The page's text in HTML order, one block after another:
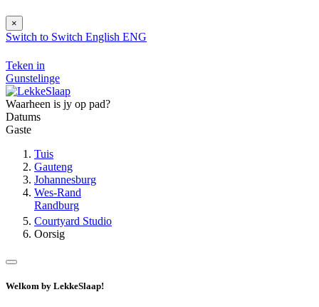
×
Switch to Switch English ENG
Teken in
Gunstelinge
Waarheen is jy op pad?
Datums
Gaste
Tuis
Gauteng
Johannesburg
Wes-Rand
Randburg
Courtyard Studio
Oorsig
Welkom by LekkeSlaap!